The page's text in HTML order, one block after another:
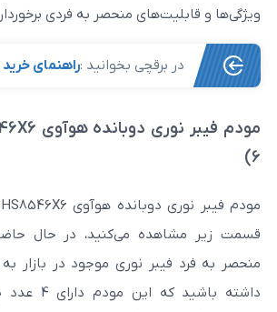
منحصر به فردی برخوردار است، بپردازیم.
بخوانید : راهنمای خرید مودم فیبر نوری
مودم فیبر نوری دوبانده هوآوی HS8546X6 (وای فای
مودم فیبر نوری دوبانده هوآوی HS8546X6 که تصویر آن را در
می‌کنید، در حال حاضر یکی از مودم‌های
نوری موجود در بازار به شمار می‌رود. توجه
داشته باشید که این مودم دارای 4 عدد پورت شبکه از نوع